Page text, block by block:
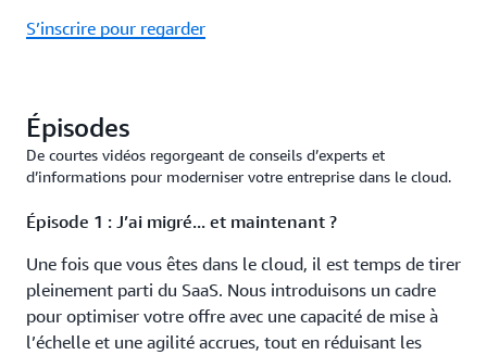
S’inscrire pour regarder
Épisodes
De courtes vidéos regorgeant de conseils d’experts et
d’informations pour moderniser votre entreprise dans le cloud.
Épisode 1 : J’ai migré... et maintenant ?
Une fois que vous êtes dans le cloud, il est temps de tirer
pleinement parti du SaaS. Nous introduisons un cadre
pour optimiser votre offre avec une capacité de mise à
l’échelle et une agilité accrues, tout en réduisant les